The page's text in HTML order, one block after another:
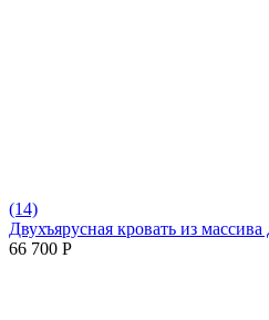
(14)
Двухъярусная кровать из
66 700 Р